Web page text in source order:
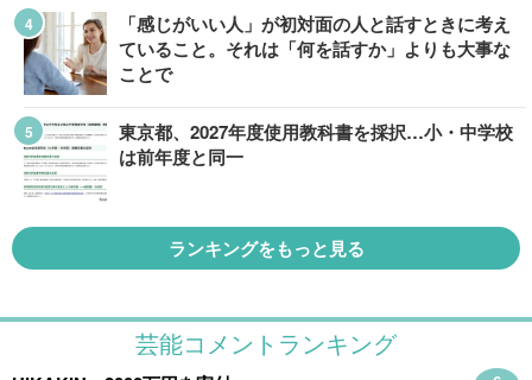
「感じがいい人」が初対面の人と話すときに考え
ていること。それは「何を話すか」よりも大事な
ことで
東京都、2027年度使用教科書を採択…小・中学校
は前年度と同一
ランキングをもっと見る